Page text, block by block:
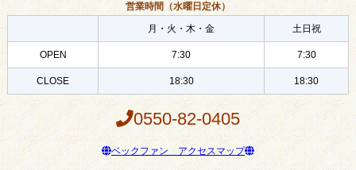
営業時間（水曜日定休）
月・火・木・金
土日祝
OPEN 7:30 7:30
CLOSE 18:30 18:30
0550-82-0405
ベックファン アクセスマップ